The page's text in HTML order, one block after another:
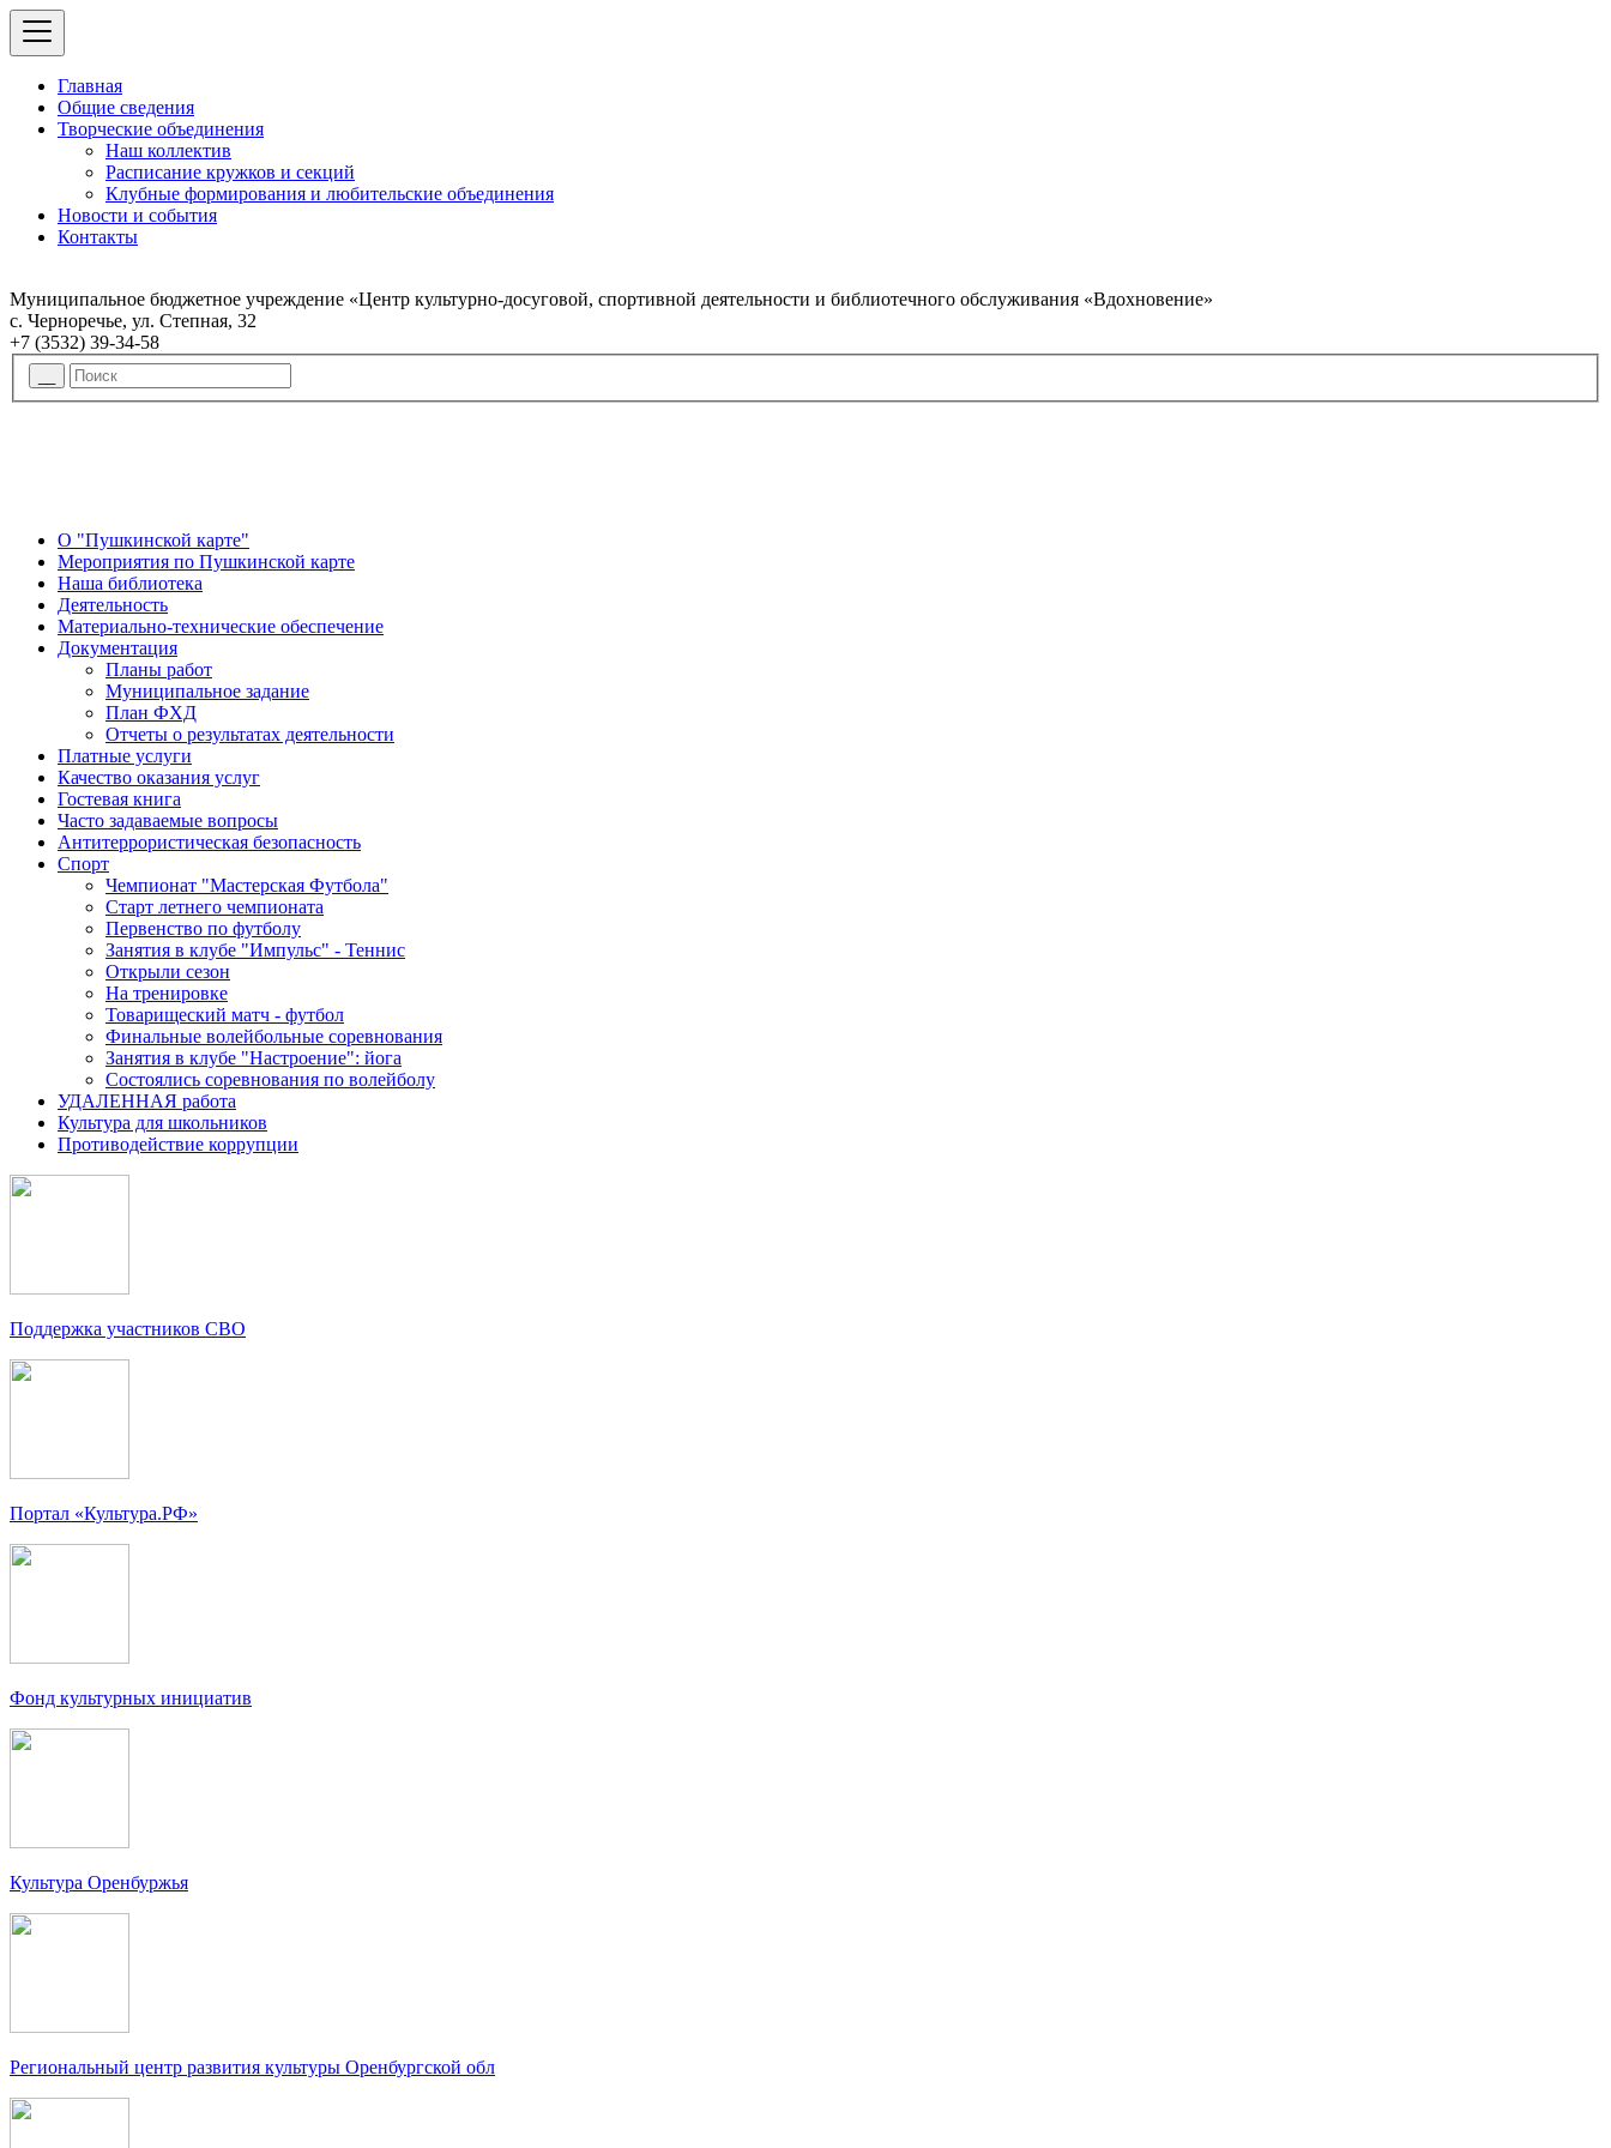
Главная
Общие сведения
Творческие объединения
Наш коллектив
Расписание кружков и секций
Клубные формирования и любительские объединения
Новости и события
Контакты
Муниципальное бюджетное учреждение «Центр культурно-досуговой, спортивной деятельности и библиотечного обслуживания «Вдохновение»
с. Черноречье, ул. Степная, 32
+7 (3532) 39-34-58
О "Пушкинской карте"
Мероприятия по Пушкинской карте
Наша библиотека
Деятельность
Материально-технические обеспечение
Документация
Планы работ
Муниципальное задание
План ФХД
Отчеты о результатах деятельности
Платные услуги
Качество оказания услуг
Гостевая книга
Часто задаваемые вопросы
Антитеррористическая безопасность
Спорт
Чемпионат "Мастерская Футбола"
Старт летнего чемпионата
Первенство по футболу
Занятия в клубе "Импульс" - Теннис
Открыли сезон
На тренировке
Товарищеский матч - футбол
Финальные волейбольные соревнования
Занятия в клубе "Настроение": йога
Состоялись соревнования по волейболу
УДАЛЕННАЯ работа
Культура для школьников
Противодействие коррупции
Поддержка участников СВО
Портал «Культура.РФ»
Фонд культурных инициатив
Культура Оренбуржья
Региональный центр развития культуры Оренбургской обл